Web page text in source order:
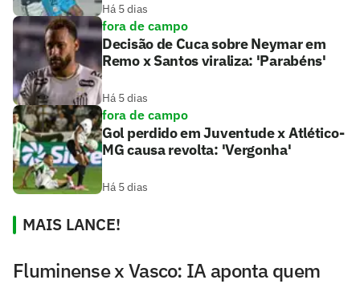
Há 5 dias
fora de campo
Decisão de Cuca sobre Neymar em
Remo x Santos viraliza: 'Parabéns'
Há 5 dias
fora de campo
Gol perdido em Juventude x Atlético-
MG causa revolta: 'Vergonha'
Há 5 dias
MAIS LANCE!
Fluminense x Vasco: IA aponta quem